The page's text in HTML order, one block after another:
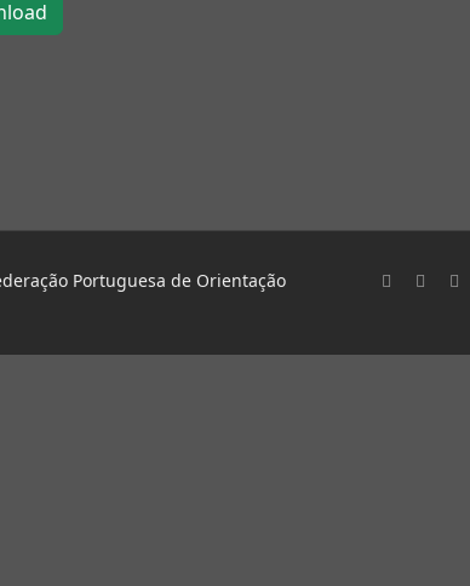
Portuguesa de Orientação